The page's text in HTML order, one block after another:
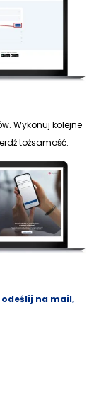
Wykonuj kolejne
tożsamość.
na mail,